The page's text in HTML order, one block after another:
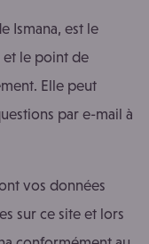
Ismana, est le
et le point de
Elle peut
par e-mail à
vos données
sur ce site et lors